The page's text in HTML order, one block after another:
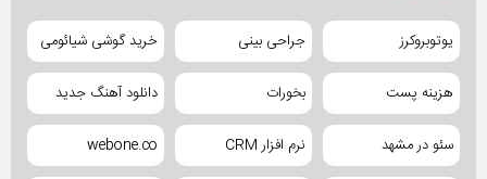
یوتوبروکرز جراحی بینی خرید گوشی شیائومی
هزینه پست بخورات دانلود آهنگ جدید
سئو در مشهد نرم افزار CRM webone.co